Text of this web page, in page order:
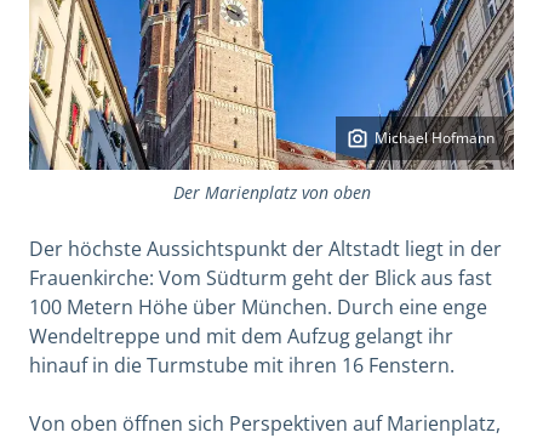
Michael Hofmann
Der Marienplatz von oben
Der höchste Aussichtspunkt der Altstadt liegt in der
Frauenkirche: Vom Südturm geht der Blick aus fast
100 Metern Höhe über München. Durch eine enge
Wendeltreppe und mit dem Aufzug gelangt ihr
hinauf in die Turmstube mit ihren 16 Fenstern.
Von oben öffnen sich Perspektiven auf Marienplatz,